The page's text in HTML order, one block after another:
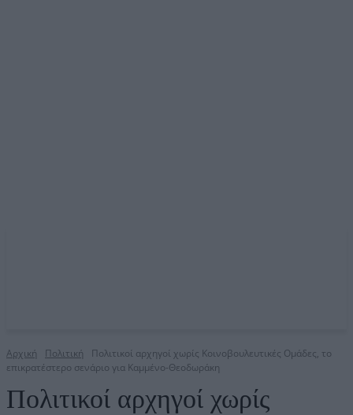
Αρχική Πολιτική
Πολιτικοί αρχηγοί χωρίς Κοινοβουλευτικές Ομάδες, το
επικρατέστερο σενάριο για Καμμένο-Θεοδωράκη
Πολιτικοί αρχηγοί χωρίς